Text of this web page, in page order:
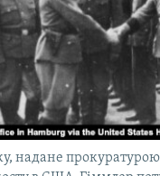
надане